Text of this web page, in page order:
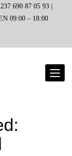
690 87 05 93 |
09:00 – 18:00